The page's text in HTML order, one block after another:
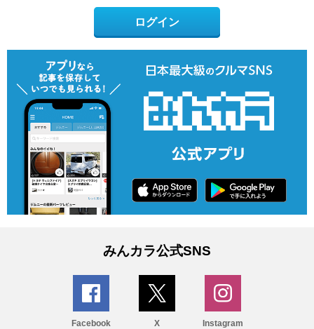
ログイン
みんカラ公式SNS
Facebook X Instagram